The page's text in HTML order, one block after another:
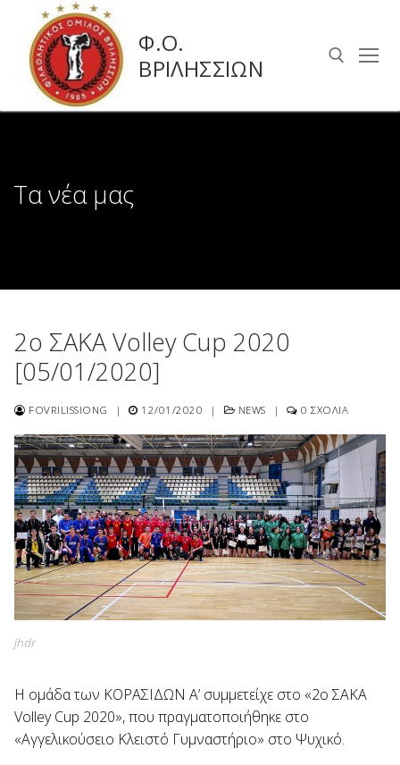
Μετάβαση
περιεχόμενο
Φ.Ο.
ΒΡΙΛΗΣΣΙΩΝ
Τα νέα μας
2ο ΣΑΚΑ Volley Cup 2020
[05/01/2020]
FOVRILISSIONG | 12/01/2020 | NEWS | 0 ΣΧΌΛΙΑ
jhdr
Η ομάδα των ΚΟΡΑΣΙΔΩΝ Α’ συμμετείχε στο «2ο ΣΑΚΑ
Volley Cup 2020», που πραγματοποιήθηκε στο
«Αγγελικούσειο Κλειστό Γυμναστήριο» στο Ψυχικό.